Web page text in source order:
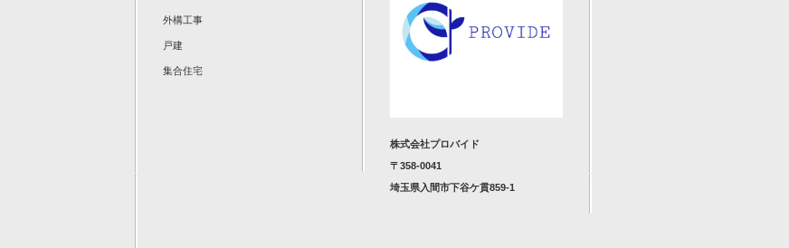
外構工事
戸建
集合住宅
株式会社プロバイド
〒358-0041
埼玉県入間市下谷ケ貫859-1